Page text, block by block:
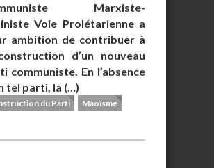
Marxiste-
Voie Prolétarienne a
ambition de contribuer à
d’un nouveau
communiste. En l’absence
tel parti, la (…)
du Parti Maoïsme